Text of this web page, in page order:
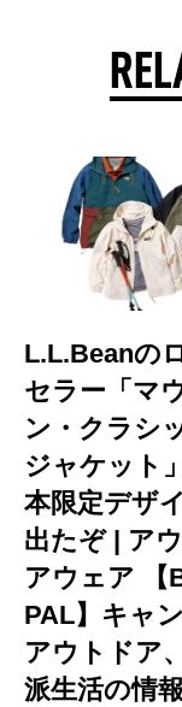
L.L.Beanの
セラー「マ
ン・クラシ
ジャケット
本限定デザ
出たぞ | ア
アウェア 【
PAL】キャン
アウトドア
派生活の情